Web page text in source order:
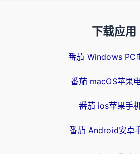
下载应用
番茄 Windows PC
番茄 macOS苹果
番茄 ios苹果手
番茄 Android安卓